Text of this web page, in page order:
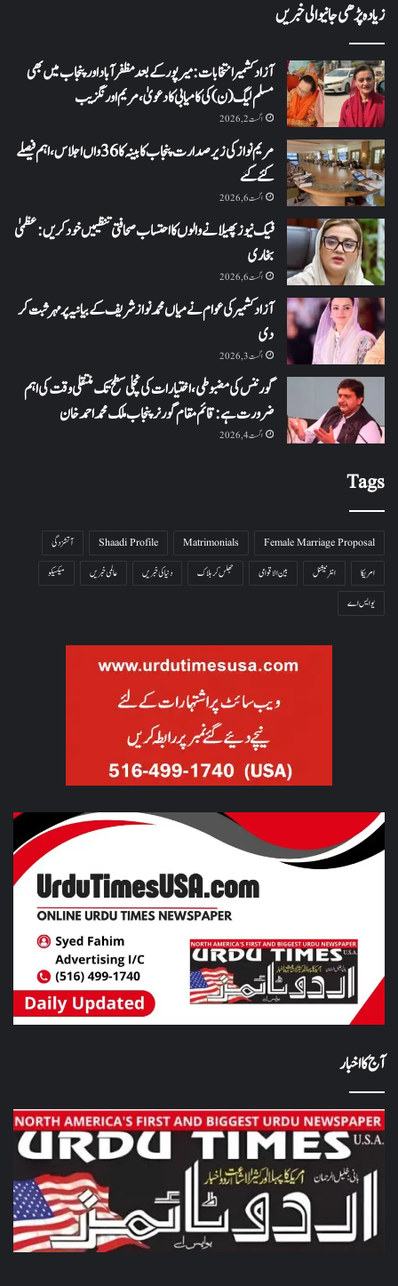
زیادہ پڑھی جانیوالی خبریں
آزاد کشمیر انتخابات: میرپور کے بعد مظفرآباد اور پنجاب میں بھی
مسلم لیگ (ن) کی کامیابی کا دعویٰ، مریم اورنگزیب
اگست 2, 2026
مریم نواز کی زیر صدارت پنجاب کابینہ کا 36واں اجلاس،اہم فیصلے
کئے گئے
اگست 6, 2026
فیک نیوز پھیلانے والوں کا احتساب صحافتی تنظیمیں خود کریں: عظمیٰ
بخاری
اگست 6, 2026
آزاد کشمیر کی عوام نے میاں محمد نواز شریف کے بیانیہ پر مہر ثبت کر
دی
اگست 3, 2026
گورننس کی مضبوطی، اختیارات کی نچلی سطح تک منتقلی وقت کی اہم
ضرورت ہے: قائم مقام گورنر پنجاب ملک محمد احمد خان
اگست 4, 2026
Tags
Female Marriage Proposal
Matrimonials
Shaadi Profile
آتشزدگی
امریکا
انٹرنیشنل بین الاقوامی جھلس کر ہلاک دنیا کی خبریں عالمی خبریں
میکسیکو
یو ایس اے
آج کا اخبار